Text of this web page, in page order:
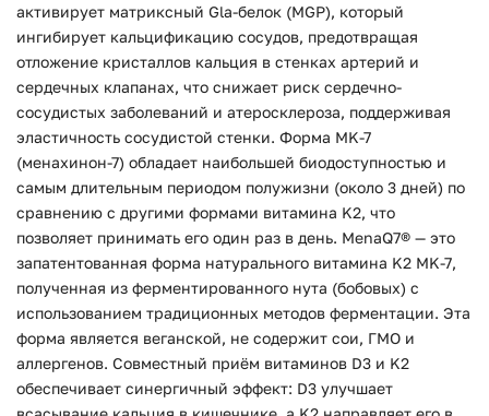
активирует матриксный Gla-белок (MGP), который
ингибирует кальцификацию сосудов, предотвращая
отложение кристаллов кальция в стенках артерий и
сердечных клапанах, что снижает риск сердечно-
сосудистых заболеваний и атеросклероза, поддерживая
эластичность сосудистой стенки. Форма MK-7
(менахинон-7) обладает наибольшей биодоступностью и
самым длительным периодом полужизни (около 3 дней) по
сравнению с другими формами витамина K2, что
позволяет принимать его один раз в день. MenaQ7® — это
запатентованная форма натурального витамина K2 MK-7,
полученная из ферментированного нута (бобовых) с
использованием традиционных методов ферментации. Эта
форма является веганской, не содержит сои, ГМО и
аллергенов. Совместный приём витаминов D3 и K2
обеспечивает синергичный эффект: D3 улучшает